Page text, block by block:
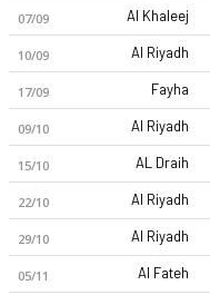
07/09 Al Khaleej
10/09 Al Riyadh
17/09 Fayha
09/10 Al Riyadh
15/10 AL Draih
22/10 Al Riyadh
29/10 Al Riyadh
05/11 Al Fateh